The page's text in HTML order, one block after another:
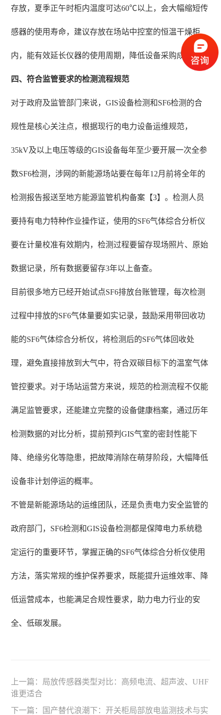
存放，夏季正午时柜内温度可达60℃以上，会大幅缩短传
感器的使用寿命，建议存放在场站中控室的恒温干燥柜
内，能有效延长仪器的使用周期，降低设备采购成本。
四、符合监管要求的检测流程规范
对于政府及监管部门来说，GIS设备检测和SF6检测的合
规性是核心关注点，根据现行的电力设备运维规范，
35kV及以上电压等级的GIS设备每年至少要开展一次全参
数SF6检测，涉网的新能源场站要在每年12月前将全年的
检测报告报送至地方能源监管机构备案【3】。检测人员
要持有电力特种作业操作证，使用的SF6气体综合分析仪
要在计量校准有效期内，检测过程要留存现场照片、原始
数据记录，所有数据要留存3年以上备查。
目前很多地方已经开始试点SF6排放台账管理，每次检测
过程中排放的SF6气体量要如实记录，鼓励采用带回收功
能的SF6气体综合分析仪，将检测后的SF6气体回收处
理，避免直接排放到大气中，符合双碳目标下的温室气体
管控要求。对于场站运营方来说，规范的检测流程不仅能
满足监管要求，还能建立完整的设备健康档案，通过历年
检测数据的对比分析，提前预判GIS气室的密封性能下
降、绝缘劣化等隐患，把故障消除在萌芽阶段，大幅降低
设备非计划停运的概率。
不管是新能源场站的运维团队，还是负责电力安全监管的
政府部门，SF6检测和GIS设备检测都是保障电力系统稳
定运行的重要环节，掌握正确的SF6气体综合分析仪使用
方法，落实常规的维护保养要求，既能提升运维效率、降
低运营成本，也能满足合规性要求，助力电力行业的安
全、低碳发展。
上一篇： 局放传感器类型对比：高频电流、超声波、UHF
谁更适合
下一篇：
国产替代浪潮下：开关柜局部放电监测技术与实